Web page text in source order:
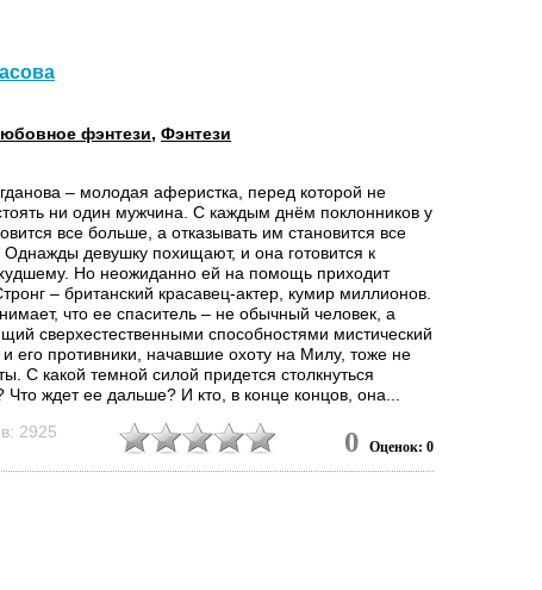
фэнтези, Фэнтези
– молодая аферистка, перед которой не
ни один мужчина. С каждым днём поклонников у
все больше, а отказывать им становится все
Однажды девушку похищают, и она готовится к
Но неожиданно ей на помощь приходит
– британский красавец-актер, кумир миллионов.
что ее спаситель – не обычный человек, а
сверхестественными способностями мистический
его противники, начавшие охоту на Милу, тоже не
С какой темной силой придется столкнуться
Что ждет ее дальше? И кто, в конце концов, она...
2925 0 Оценок: 0